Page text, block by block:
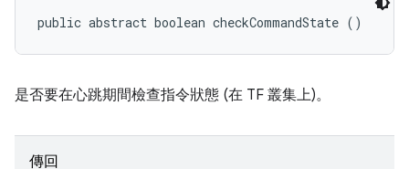
public abstract boolean checkCommandState ()
是否要在心跳期間檢查指令狀態 (在 TF 叢集上)。
傳回